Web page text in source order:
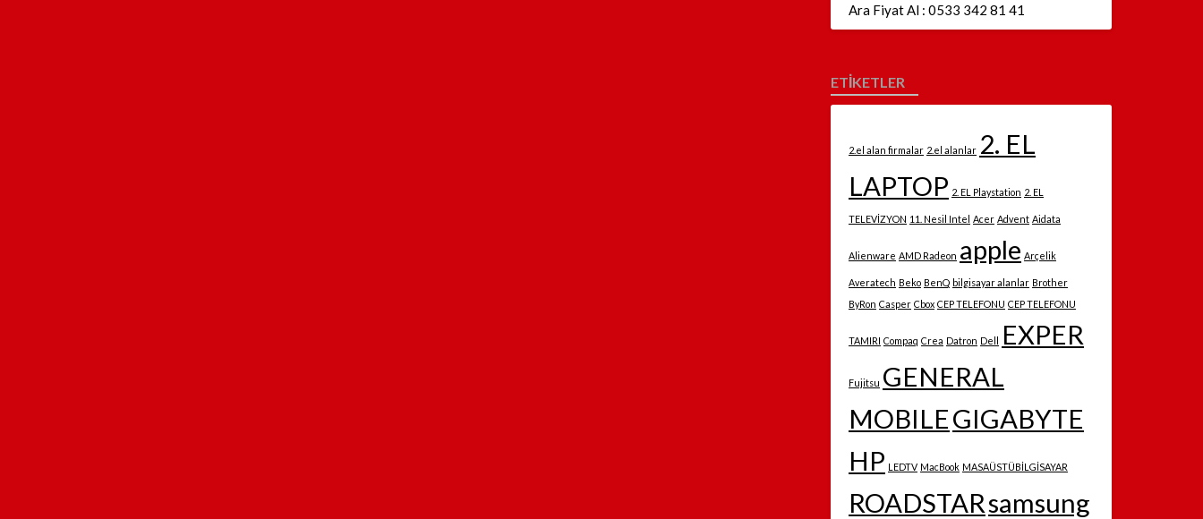
Ara Fiyat Al : 0533 342 81 41
ETİKETLER
2.el alan firmalar 2.el alanlar 2. EL
LAPTOP 2. EL Playstation 2. EL
TELEVİZYON 11. Nesil Intel Acer Advent Aidata
Alienware AMD Radeon apple Arçelik
Averatech Beko BenQ bilgisayar alanlar Brother
ByRon Casper Cbox CEP TELEFONU CEP TELEFONU
TAMIRI Compaq Crea Datron Dell EXPER
Fujitsu GENERAL
MOBILEGIGABYTE
HP LEDTV MacBook MASAÜSTÜBİLGİSAYAR
ROADSTARsamsung